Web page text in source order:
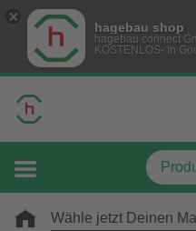
hagebau shop
hagebau connect
KOSTENLOS- In
Wähle jetzt Deinen